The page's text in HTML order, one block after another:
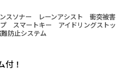
スソナー レーンアシスト 衝突被害
スマートキー アイドリングストッ
防止システム
！